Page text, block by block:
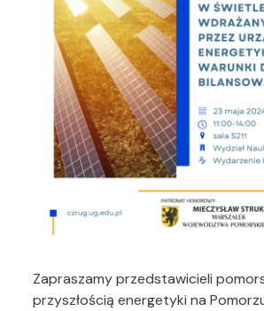
Zapraszamy przedstawicieli
przyszłością energetyki na